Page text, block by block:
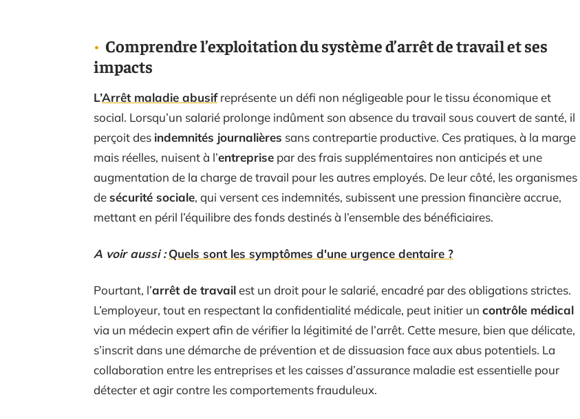
Comprendre l’exploitation du système d’arrêt de travail et ses
impacts
L’Arrêt maladie abusifreprésente un défi non négligeable pour le tissu économique et
social. Lorsqu’un salarié prolonge indûment son absence du travail sous couvert de santé, il
perçoit des indemnités journalières sans contrepartie productive. Ces pratiques, à la marge
mais réelles, nuisent à l’entreprise par des frais supplémentaires non anticipés et une
augmentation de la charge de travail pour les autres employés. De leur côté, les organismes
desécurité sociale, qui versent ces indemnités, subissent une pression financière accrue,
mettant en péril l’équilibre des fonds destinés à l’ensemble des bénéficiaires.
A voir aussi : Quels sont les symptômes d'une urgence dentaire ?
Pourtant, l’arrêt de travailest un droit pour le salarié, encadré par des obligations strictes.
L’employeur, tout en respectant la confidentialité médicale, peut initier un contrôle médical
via un médecin expert afin de vérifier la légitimité de l’arrêt. Cette mesure, bien que délicate,
s’inscrit dans une démarche de prévention et de dissuasion face aux abus potentiels. La
collaboration entre les entreprises et les caisses d’assurance maladie est essentielle pour
détecter et agir contre les comportements frauduleux.